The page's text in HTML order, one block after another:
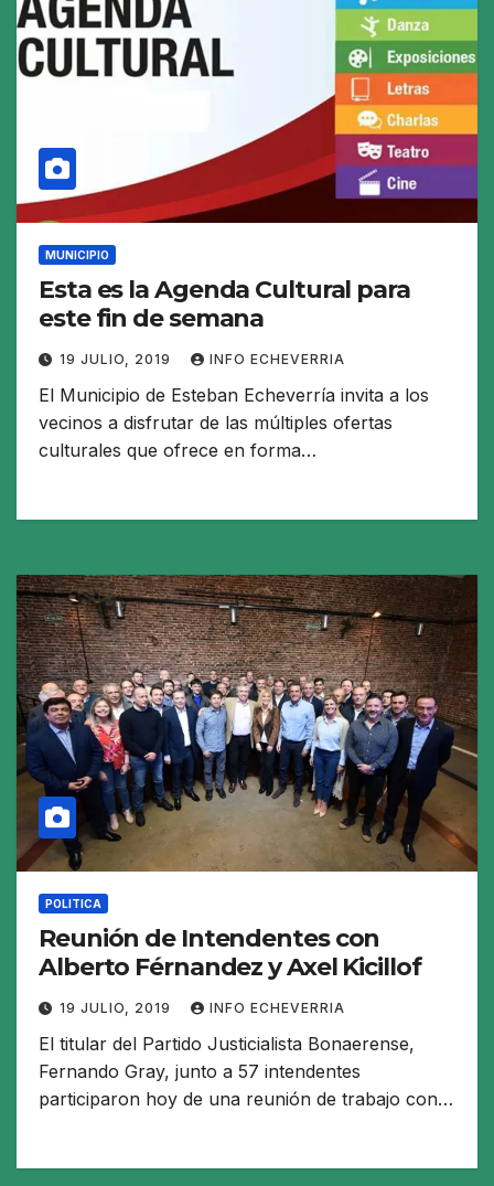
MUNICIPIO
Esta es la Agenda Cultural para
este fin de semana
19 JULIO, 2019 INFO ECHEVERRIA
El Municipio de Esteban Echeverría invita a los
vecinos a disfrutar de las múltiples ofertas
culturales que ofrece en forma…
POLITICA
Reunión de Intendentes con
Alberto Férnandez y Axel Kicillof
19 JULIO, 2019 INFO ECHEVERRIA
El titular del Partido Justicialista Bonaerense,
Fernando Gray, junto a 57 intendentes
participaron hoy de una reunión de trabajo con…